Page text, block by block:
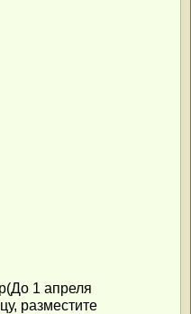
1 апреля
разместите